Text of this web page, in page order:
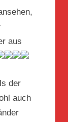
aus
der
auch